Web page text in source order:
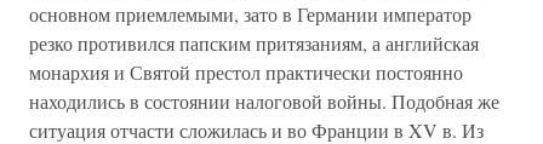
основном приемлемыми, зато в Германии император
резко противился папским притязаниям, а английская
монархия и Святой престол практически постоянно
находились в состоянии налоговой войны. Подобная же
ситуация отчасти сложилась и во Франции в XV в. Из